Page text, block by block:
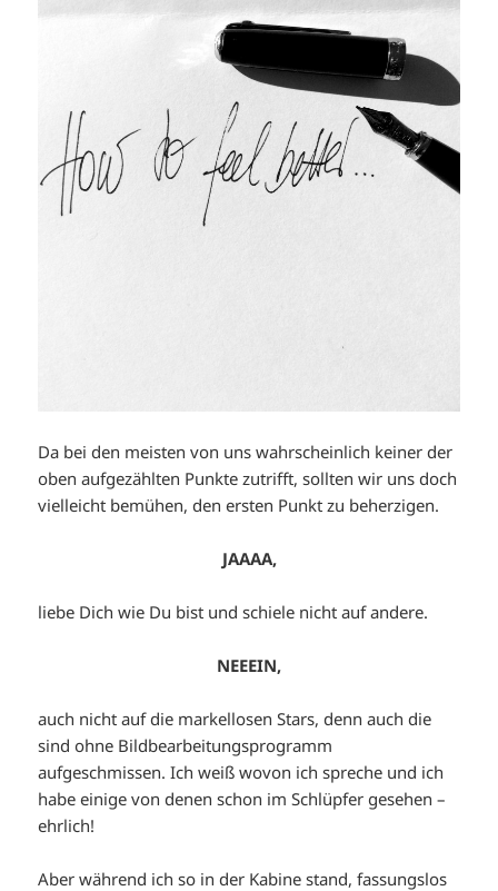
Da bei den meisten von uns wahrscheinlich keiner der
oben aufgezählten Punkte zutrifft, sollten wir uns doch
vielleicht bemühen, den ersten Punkt zu beherzigen.
JAAAA,
liebe Dich wie Du bist und schiele nicht auf andere.
NEEEIN,
auch nicht auf die markellosen Stars, denn auch die
sind ohne Bildbearbeitungsprogramm
aufgeschmissen. Ich weiß wovon ich spreche und ich
habe einige von denen schon im Schlüpfer gesehen –
ehrlich!
Aber während ich so in der Kabine stand, fassungslos